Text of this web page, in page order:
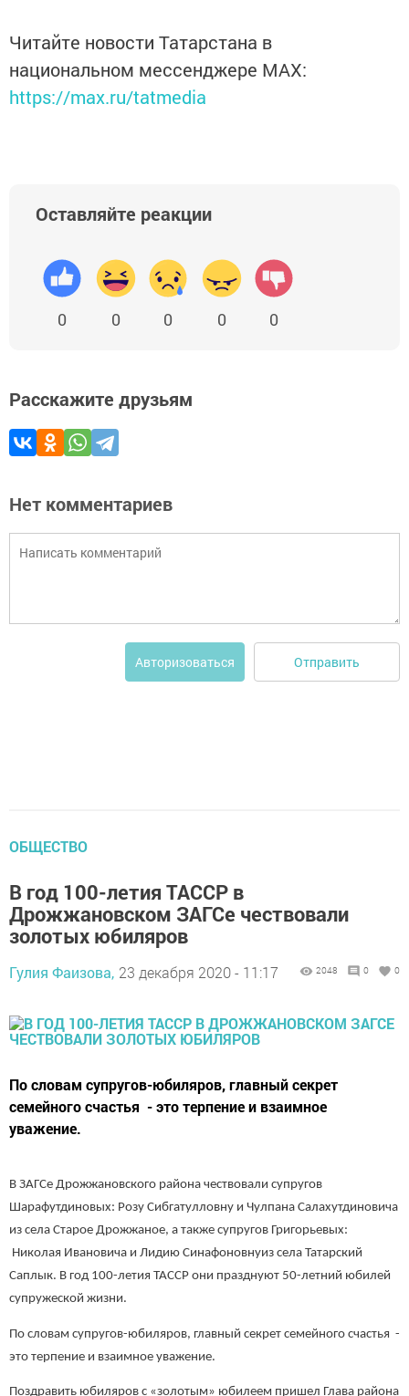
Читайте новости Татарстана в
национальном мессенджере MАХ:
https://max.ru/tatmedia
Оставляйте реакции
0 0 0 0 0
Расскажите друзьям
Нет комментариев
Авторизоваться Отправить
ОБЩЕСТВО
В год 100-летия ТАССР в
Дрожжановском ЗАГСе чествовали
золотых юбиляров
Гулия Фаизова, 23 декабря 2020 - 11:17 2048 0 0
По словам супругов-юбиляров, главный секрет
семейного счастья - это терпение и взаимное
уважение.
В ЗАГСе Дрожжановского района чествовали супругов
Шарафутдиновых: Розу Сибгатулловну и Чулпана Салахутдиновича
из села Старое Дрожжаное, а также супругов Григорьевых:
Николая Ивановича и Лидию Синафоновнуиз села Татарский
Саплык. В год 100-летия ТАССР они празднуют 50-летний юбилей
супружеской жизни.
По словам супругов-юбиляров, главный секрет семейного счастья -
это терпение и взаимное уважение.
Поздравить юбиляров с «золотым» юбилеем пришел Глава района